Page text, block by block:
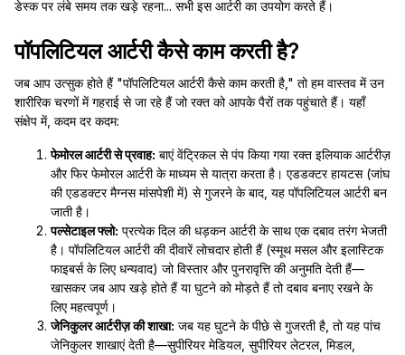
डेस्क पर लंबे समय तक खड़े रहना... सभी इस आर्टरी का उपयोग करते हैं।
पॉपलिटियल आर्टरी कैसे काम करती है?
जब आप उत्सुक होते हैं "पॉपलिटियल आर्टरी कैसे काम करती है," तो हम वास्तव में उन
शारीरिक चरणों में गहराई से जा रहे हैं जो रक्त को आपके पैरों तक पहुंचाते हैं। यहाँ
संक्षेप में, कदम दर कदम:
फेमोरल आर्टरी से प्रवाह: बाएं वेंट्रिकल से पंप किया गया रक्त इलियाक आर्टरीज़
और फिर फेमोरल आर्टरी के माध्यम से यात्रा करता है। एडडक्टर हायटस (जांघ
की एडडक्टर मैग्नस मांसपेशी में) से गुजरने के बाद, यह पॉपलिटियल आर्टरी बन
जाती है।
पल्सेटाइल फ्लो: प्रत्येक दिल की धड़कन आर्टरी के साथ एक दबाव तरंग भेजती
है। पॉपलिटियल आर्टरी की दीवारें लोचदार होती हैं (स्मूथ मसल और इलास्टिक
फाइबर्स के लिए धन्यवाद) जो विस्तार और पुनरावृत्ति की अनुमति देती हैं—
खासकर जब आप खड़े होते हैं या घुटने को मोड़ते हैं तो दबाव बनाए रखने के
लिए महत्वपूर्ण।
जेनिकुलर आर्टरीज़ की शाखा: जब यह घुटने के पीछे से गुजरती है, तो यह पांच
जेनिकुलर शाखाएं देती है—सुपीरियर मेडियल, सुपीरियर लेटरल, मिडल,